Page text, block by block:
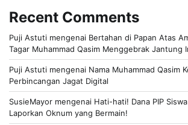
Recent Comments
Puji Astuti mengenai Bertahan di Papan Atas
Tagar Muhammad Qasim Menggebrak Jantung
Puji Astuti mengenai Nama Muhammad Qasim
Perbincangan Jagat Digital
SusieMayor mengenai Hati-hati! Dana PIP
Laporkan Oknum yang Bermain!